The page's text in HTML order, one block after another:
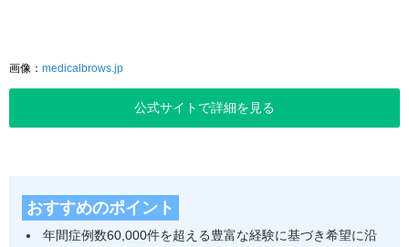
画像： medicalbrows.jp
公式サイトで詳細を見る
おすすめのポイント
年間症例数60,000件を超える豊富な経験に基づき希望に沿